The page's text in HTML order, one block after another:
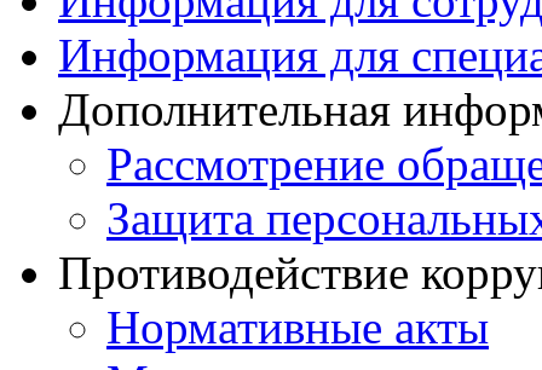
Информация для
Дополнительная
Рассмотрение
Защита
Противодействие
Нормативные акты